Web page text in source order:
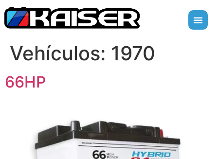
Vehículos: 1970
66HP